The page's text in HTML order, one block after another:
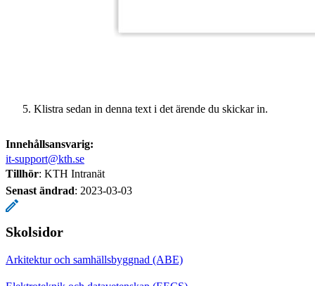
Klistra sedan in denna text i det ärende du skickar in.
Innehållsansvarig:
it-support@kth.se
Tillhör: KTH Intranät
Senast ändrad: 2023-03-03
Skolsidor
Arkitektur och samhällsbyggnad (ABE)